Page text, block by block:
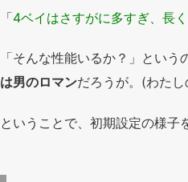
「4ベイはさすがに多すぎ、長
「そんな性能いるか？」とい
は男のロマンだろうが。(わた
ということで、初期設定の様子